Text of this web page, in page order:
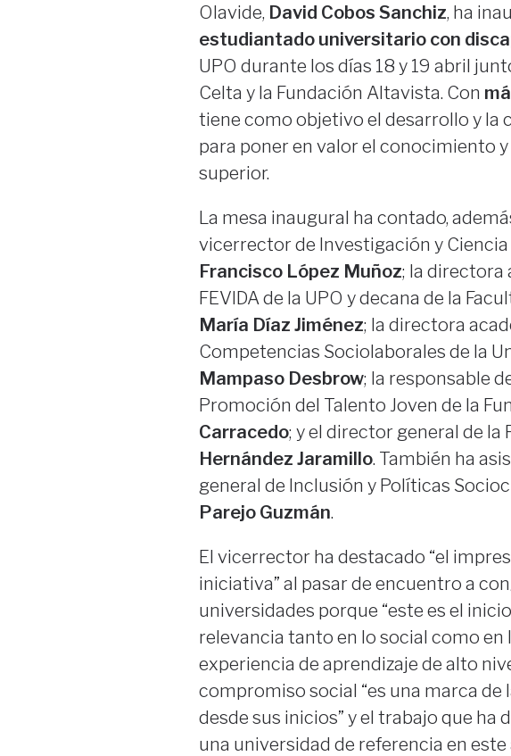
Olavide, David Cobos Sanchiz, ha
estudiantado universitario con
UPO durante los días 18 y 19 abril
Celta y la Fundación Altavista. Con
tiene como objetivo el desarrollo y la
para poner en valor el conocimiento
superior.
La mesa inaugural ha contado,
vicerrector de Investigación y Ciencia
Francisco López Muñoz; la directora
FEVIDA de la UPO y decana de la
María Díaz Jiménez; la directora
Competencias Sociolaborales de la
Mampaso Desbrow; la responsable
Promoción del Talento Joven de la
Carracedo; y el director general de la
Hernández Jaramillo. También ha
general de Inclusión y Políticas
Parejo Guzmán.
El vicerrector ha destacado “el
iniciativa” al pasar de encuentro a
universidades porque “este es el
relevancia tanto en lo social como en
experiencia de aprendizaje de alto
compromiso social “es una marca de
desde sus inicios” y el trabajo que
una universidad de referencia en este